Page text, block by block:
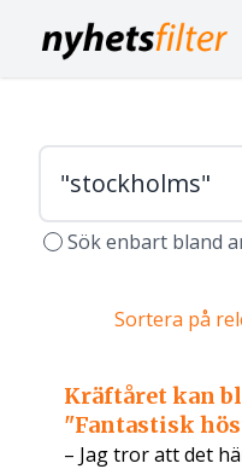
Sök enbart bland
Sortera på
Kräftåret kan
"Fantastisk
– Jag tror att det